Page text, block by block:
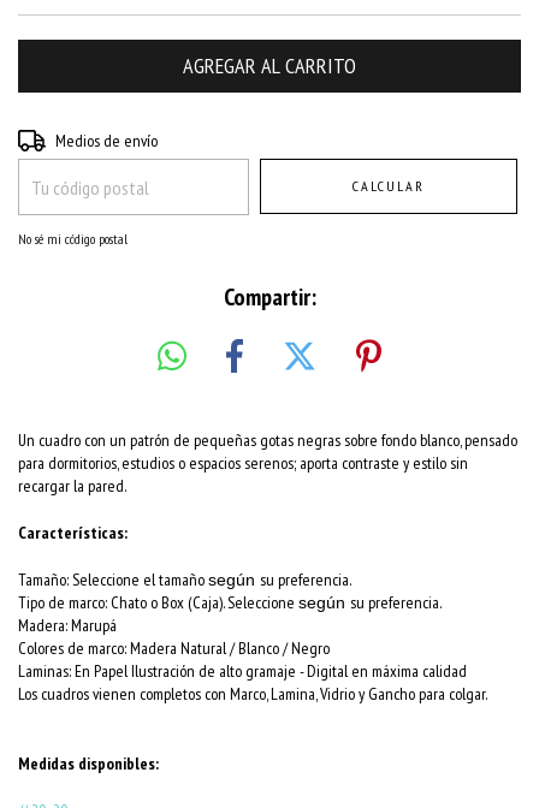
Entregas para el CP:
Medios de envío
CALCULAR
No sé mi código postal
Compartir:
Un cuadro con un patrón de pequeñas gotas negras sobre fondo blanco, pensado
para dormitorios, estudios o espacios serenos; aporta contraste y estilo sin
recargar la pared.
Características:
Tamaño: Seleccione el tamañosegún su preferencia.
Tipo de marco: Chato o Box (Caja). Seleccione según su preferencia.
Madera: Marupá
Colores de marco:Madera Natural / Blanco / Negro
Laminas: En Papel Ilustración de alto gramaje - Digital en máxima calidad
Los cuadros vienen completos con Marco, Lamina, Vidrio y Gancho para colgar.
Medidas disponibles: